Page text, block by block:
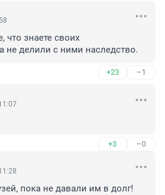
что знаете своих
не делили с ними наследство.
+23 –1
+3 –0
пока не давали им в долг!